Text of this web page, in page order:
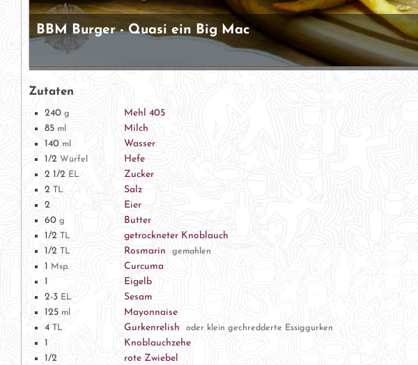
BBM Burger - Quasi ein Big Mac
Zutaten
240 g
Mehl 405
85 ml
Milch
140 ml
Wasser
1/2 Würfel
Hefe
2 1/2 EL
Zucker
2
TL
Salz
2
Eier
60 g
Butter
1/2
TL
getrockneter Knoblauch
1/2
TL Rosmarin gemahlen
1 Msp.
Curcuma
1
Eigelb
2-3 EL
Sesam
125 ml
Mayonnaise
4
TL Gurkenrelish oder klein gechredderte Essiggurken
1
Knoblauchzehe
1/2
rote Zwiebel